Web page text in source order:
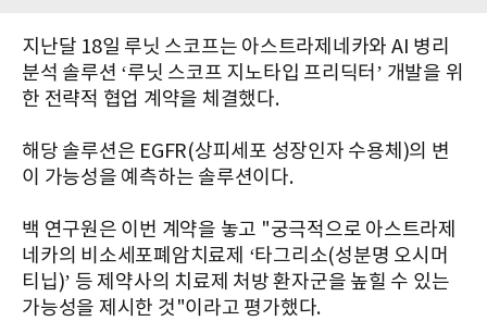
지난달 18일 루닛 스코프는 아스트라제네카와 AI 병리
분석 솔루션 ‘루닛 스코프 지노타입 프리딕터’ 개발을 위
한 전략적 협업 계약을 체결했다.
해당 솔루션은 EGFR(상피세포 성장인자 수용체)의 변
이 가능성을 예측하는 솔루션이다.
백 연구원은 이번 계약을 놓고 "궁극적으로 아스트라제
네카의 비소세포폐암치료제 ‘타그리소(성분명 오시머
티닙)’ 등 제약사의 치료제 처방 환자군을 높힐 수 있는
가능성을 제시한 것"이라고 평가했다.